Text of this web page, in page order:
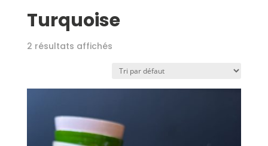
Turquoise
2 résultats affichés